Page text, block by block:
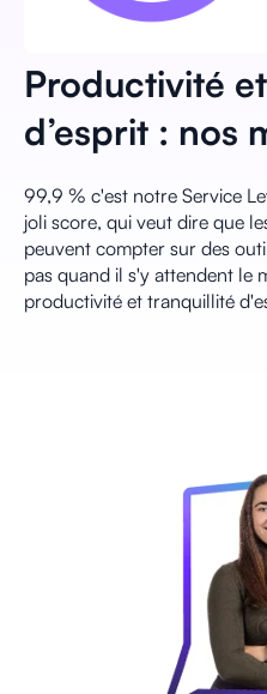
Productivité
d’esprit : nos
99,9 % c'est notre Service
joli score, qui veut dire que
peuvent compter sur des
pas quand il s'y attendent le
productivité et tranquillité